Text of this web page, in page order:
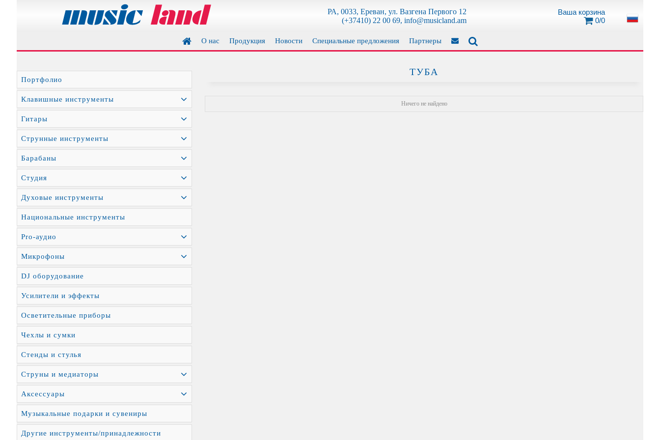
РА, 0033, Ереван, ул. Вазгена Первого 12
(+37410) 22 00 69, info@musicland.am
Ваша корзина
0/0
О нас Продукция Новости Специальные предложения Партнеры
Портфолио
Клавишные инструменты
Гитары
Струнные инструменты
Барабаны
Студия
Духовые инструменты
Национальные инструменты
Pro-аудио
Микрофоны
DJ оборудование
Усилители и эффекты
Осветительные приборы
Чехлы и сумки
Стенды и стулья
Струны и медиаторы
Аксессуары
Музыкальные подарки и сувениры
Другие инструменты/принадлежности
ТУБА
Ничего не найдено